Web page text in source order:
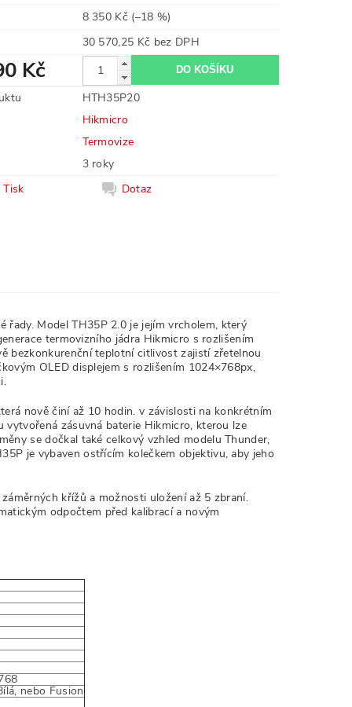
8 350 Kč (–18 %)
30 570,25 Kč bez DPH
Kč
HTH35P20
Hikmicro
Termovize
3 roky
Tisk
Dotaz
řady. Model TH35P 2.0 je jejím vrcholem, který
termovizního jádra Hikmicro s rozlišením
bezkonkurenční teplotní citlivost zajistí zřetelnou
OLED displejem s rozlišením 1024×768px,
nově činí až 10 hodin. v závislosti na konkrétním
vytvořená zásuvná baterie Hikmicro, kterou lze
se dočkal také celkový vzhled modelu Thunder,
je vybaven ostřícím kolečkem objektivu, aby jeho
křížů a možnosti uložení až 5 zbraní.
odpočtem před kalibrací a novým
nebo Fusion